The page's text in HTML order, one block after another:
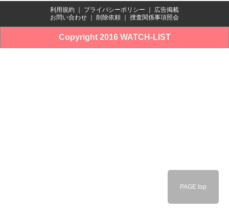
利用規約 プライバシーポリシー
広告掲載
お問い合わせ
削除依頼 捜査関係事項照会
Copyright 2016 WATCH-LIST
PAGE top